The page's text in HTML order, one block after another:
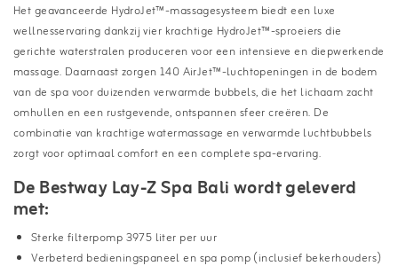
Het geavanceerde HydroJet™-massagesysteem biedt een luxe
wellnesservaring dankzij vier krachtige HydroJet™-sproeiers die
gerichte waterstralen produceren voor een intensieve en diepwerkende
massage. Daarnaast zorgen 140 AirJet™-luchtopeningen in de bodem
van de spa voor duizenden verwarmde bubbels, die het lichaam zacht
omhullen en een rustgevende, ontspannen sfeer creëren. De
combinatie van krachtige watermassage en verwarmde luchtbubbels
zorgt voor optimaal comfort en een complete spa-ervaring.
De Bestway Lay-Z Spa Bali wordt geleverd
met:
Sterke filterpomp 3975 liter per uur
Verbeterd bedieningspaneel en spa pomp (inclusief bekerhouders)